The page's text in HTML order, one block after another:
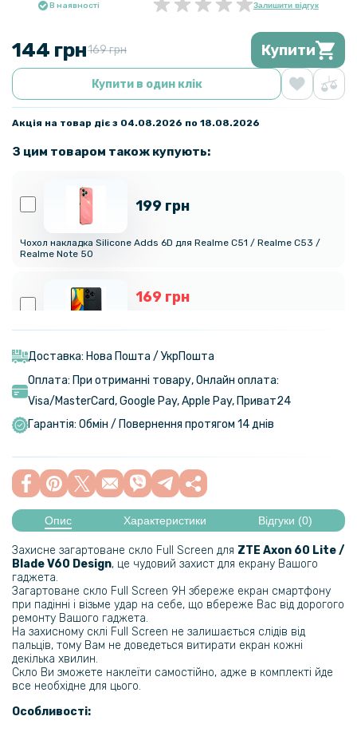
В наявності Залишити відгук
144 грн169 грн Купити
Купити в один клік
Акція на товар діє з 04.08.2026 по 18.08.2026
З цим товаром також купують:
199 грн
Чохол накладка Silicone Adds 6D для Realme C51 / Realme C53 /
Realme Note 50
169 грн
Blade V60 Design​
169 грн
199 грн
Design на задню камеру
399 грн
Гідрогелева плівка iNobi Privacy Matte для Realme C51
(Антишпигун)
118 грн
139 грн
Захисне скло Tempered Glass 0.3mm для ZTE Axon 60 Lite / Blade
V60 Design
Доставка: Нова Пошта / УкрПошта
Оплата: При отриманні товару, Онлайн оплата:
Visa/MasterСard, Google Pay, Apple Pay, Приват24
Гарантія: Обмін / Повернення протягом 14 днів
Опис Характеристики Відгуки (0)
Захисне загартоване скло Full Screen для ZTE Axon 60 Lite /
Blade V60 Design​, це чудовий захист для екрану Вашого
гаджета.
Загартоване скло Full Screen 9H збереже екран смартфону
при падінні і візьме удар на себе, що вбереже Вас від дорогого
ремонту Вашого гаджета.
На захисному склі Full Screen не залишається слідів від
пальців, тому Вам не доведеться витирати екран кожні
декілька хвилин.
Скло Ви зможете наклеїти самостійно, адже в комплекті йде
все необхідне для цього.
Особливості: